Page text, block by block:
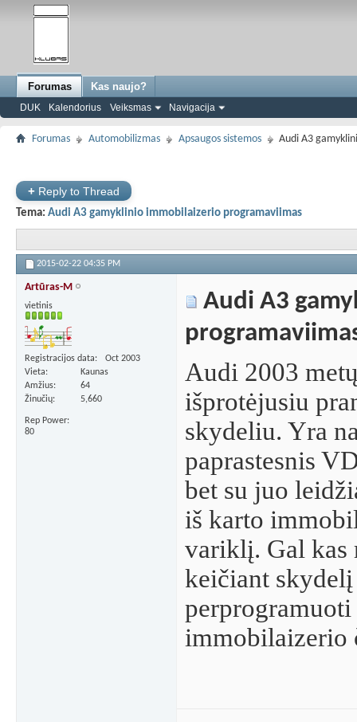
Forumas
DUK Kalendorius Veiksmas Navigacija
Kas naujo?
Forumas Automobilizmas Apsaugos sistemos Audi A3
+ Reply to Thread
Tema: Audi A3 gamyklinio immobilaizerio programaviimas
2015-02-22 04:35 PM
Artūras-M
vietinis
Registracijos data
Oct 2003
Vieta
Kaunas
Amžius
64
Žinučių
5,660
Rep Power
80
Audi A3
Audi 2003
išprotėjusiu
skydeliu. Yra
paprastesnis
bet su juo
iš karto
variklį. Gal kas
keičiant
perprogramuoti
immobilaizerio